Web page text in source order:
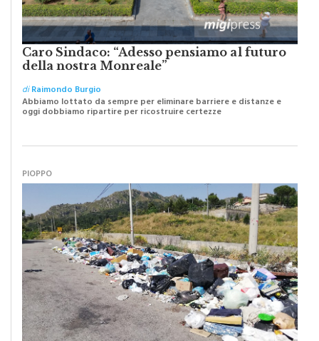
Caro Sindaco: “Adesso pensiamo al futuro
della nostra Monreale”
diRaimondo Burgio